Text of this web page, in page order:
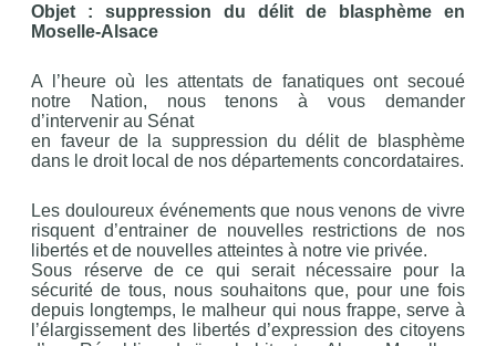
Objet : suppression du délit de blasphème en
Moselle-Alsace
A l’heure où les attentats de fanatiques ont secoué
notre Nation, nous tenons à vous demander
d’intervenir au Sénat
en faveur de la suppression du délit de blasphème
dans le droit local de nos départements concordataires.
Les douloureux événements que nous venons de vivre
risquent d’entrainer de nouvelles restrictions de nos
libertés et de nouvelles atteintes à notre vie privée.
Sous réserve de ce qui serait nécessaire pour la
sécurité de tous, nous souhaitons que, pour une fois
depuis longtemps, le malheur qui nous frappe, serve à
l’élargissement des libertés d’expression des citoyens